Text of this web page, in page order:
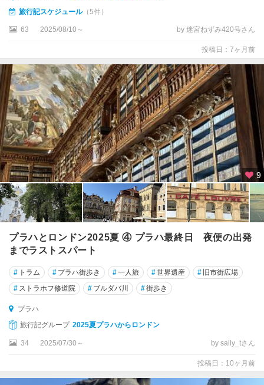
旅行記スケジュール（5件）
63 2025/08/10～ by 迷宮ねずみ420号さん
投稿日：7ヶ月前
9
プラハとロンドン2025夏 ④ プラハ最終日 夜便の出発
までラストスパート
# トラム # プラハ街歩き #一人旅 #世界遺産 # 旧市街広場
# ストラホフ修道院 # ブルダバ川 #街歩き
プラハ
旅行記グループ 2025夏プラハからロンドン
34 2025/07/30～ by sally_tさん
投稿日：10ヶ月前